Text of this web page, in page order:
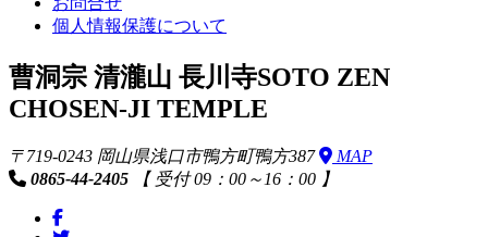
個人情報保護について
曹洞宗 清瀧山 長川寺SOTO ZEN
CHOSEN-JI TEMPLE
〒719-0243 岡山県浅口市鴨方町鴨方387
MAP
0865-44-2405 【 受付 09：00～16：00 】